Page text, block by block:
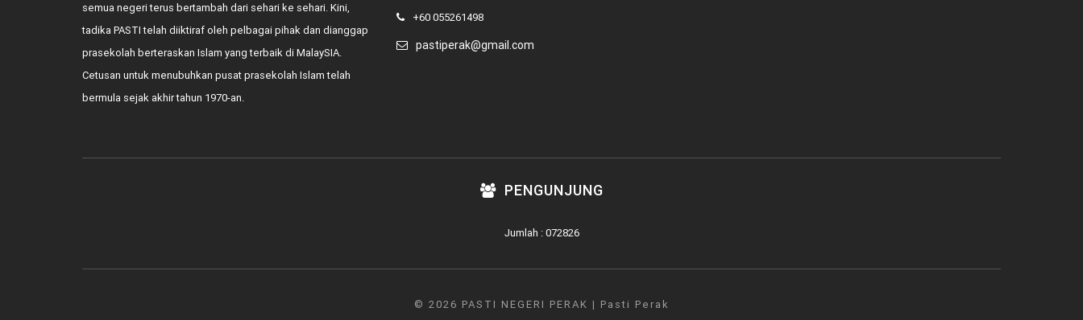
semua negeri terus bertambah dari sehari ke sehari. Kini,
tadika PASTI telah diiktiraf oleh pelbagai pihak dan dianggap
prasekolah berteraskan Islam yang terbaik di MalaySIA.
Cetusan untuk menubuhkan pusat prasekolah Islam telah
bermula sejak akhir tahun 1970-an.
+60 055261498
pastiperak@gmail.com
PENGUNJUNG
Jumlah : 072826
© 2026 PASTI NEGERI PERAK | Pasti Perak